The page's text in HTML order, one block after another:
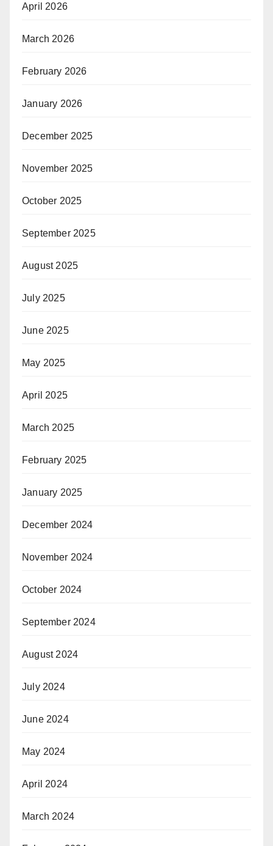
April 2026
March 2026
February 2026
January 2026
December 2025
November 2025
October 2025
September 2025
August 2025
July 2025
June 2025
May 2025
April 2025
March 2025
February 2025
January 2025
December 2024
November 2024
October 2024
September 2024
August 2024
July 2024
June 2024
May 2024
April 2024
March 2024